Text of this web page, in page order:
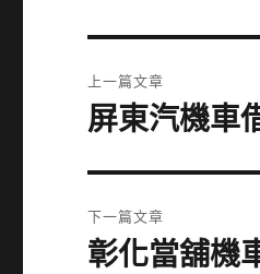
章
上一篇文章
上
篇
文
章:
屏東汽機車
下一篇文章
下
彰化當舖機